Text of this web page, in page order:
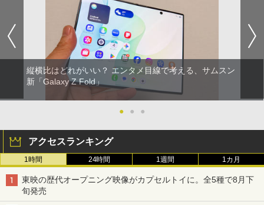
縦横比はどれがいい？ エンタメ目線で考える、サムスン
新「Galaxy Z Fold」
● ● ●
アクセスランキング
1時間 24時間 1週間 1カ月
東映の歴代オープニング映像がカプセルトイに。全5種で8月下
旬発売